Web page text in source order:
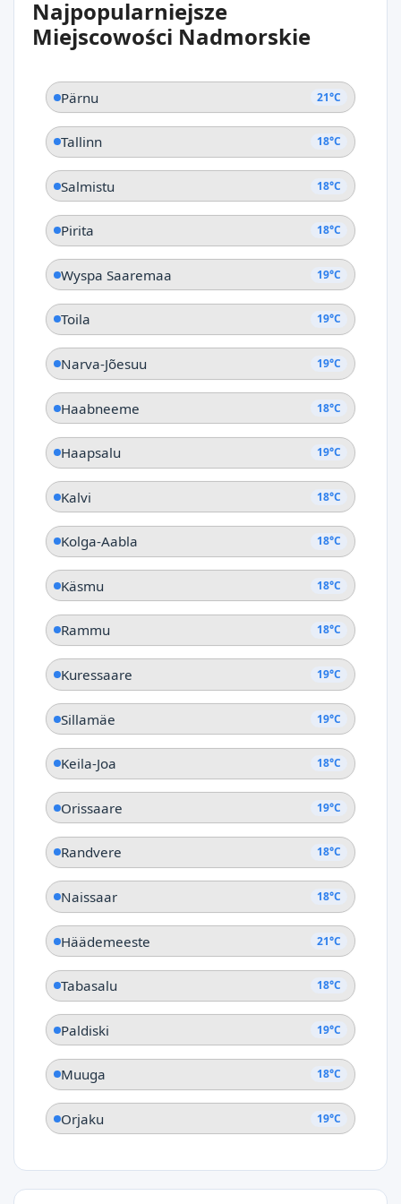
Kalvi
Najpopularniejsze
Miejscowości Nadmorskie
Pärnu 21°C
Tallinn 18°C
Salmistu 18°C
Pirita 18°C
Wyspa Saaremaa 19°C
Toila 19°C
Narva-Jõesuu 19°C
Haabneeme 18°C
Haapsalu 19°C
Kalvi 18°C
Kolga-Aabla 18°C
Käsmu 18°C
Rammu 18°C
Kuressaare 19°C
Sillamäe 19°C
Keila-Joa 18°C
Orissaare 19°C
Randvere 18°C
Naissaar 18°C
Häädemeeste 21°C
Tabasalu 18°C
Paldiski 19°C
Muuga 18°C
Orjaku 19°C